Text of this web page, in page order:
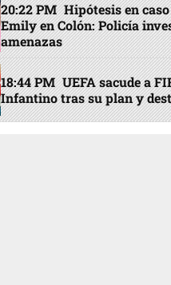
20:22 PM Hipótesis en
Emily en Colón: Policía
amenazas
18:44 PM UEFA sacude a
Infantino tras su plan y